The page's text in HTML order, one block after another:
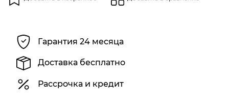
Гарантия 24 месяца
Доставка бесплатно
Рассрочка и кредит